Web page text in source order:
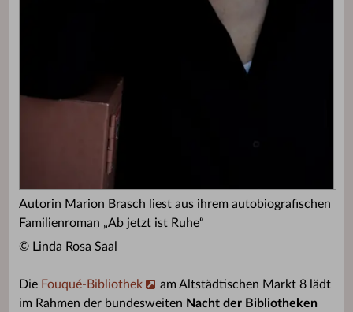
Autorin Marion Brasch liest aus ihrem autobiografischen
Familienroman „Ab jetzt ist Ruhe“
© Linda Rosa Saal
Die Fouqué-Bibliothek
am Altstädtischen Markt 8 lädt
im Rahmen der bundesweiten Nacht der Bibliotheken